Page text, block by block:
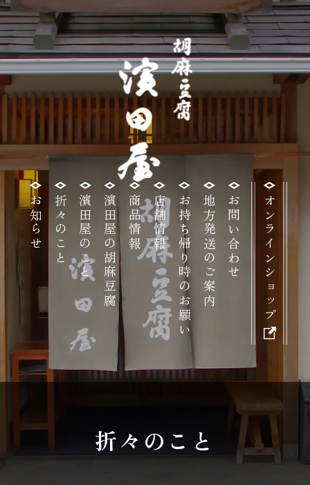
高
野
山
胡
麻
腐
お知らせ 折々のこと濱田屋のこと濱田屋の胡麻豆腐商品情報店舗情報お持ち帰り時のお願い地方発送のご案内お問い合わせ オンラインショップ
折々のこと